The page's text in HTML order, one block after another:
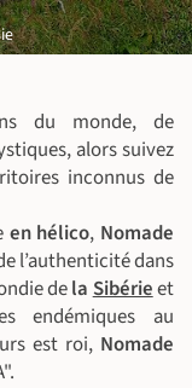
du monde, de
alors suivez
inconnus de
en hélico, Nomade
l’authenticité dans
dela Sibérieet
endémiques au
est roi, Nomade